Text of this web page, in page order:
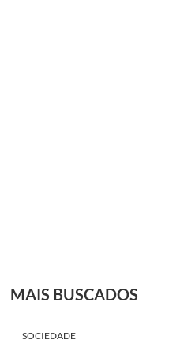
MAIS BUSCADOS
SOCIEDADE